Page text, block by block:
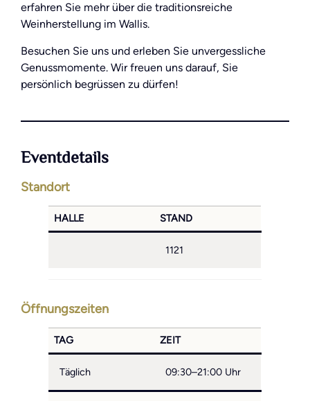
erfahren Sie mehr über die traditionsreiche
Weinherstellung im Wallis.
Besuchen Sie uns und erleben Sie unvergessliche
Genussmomente. Wir freuen uns darauf, Sie
persönlich begrüssen zu dürfen!
Eventdetails
Standort
HALLE STAND
1121
Öffnungszeiten
TAG ZEIT
Täglich 09:30–21:00 Uhr